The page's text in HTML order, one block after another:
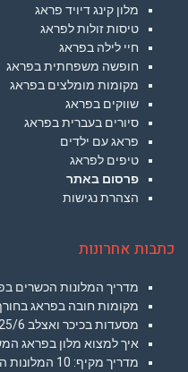
מלון קינג דיויד פראג
טיסות זולות לפראג
חיי לילה בפראג
חופשה משפחתית בפראג
מקומות מומלצים בפראג
שווקים בפראג
סיורים בעברית בפראג
פראג עם ילדים
טיפים לפראג
פרסום באתר
הצהרת נגישות
כתבות אחרונות
מדריך המלונות הכשרים
מקומות חובה בפראג בחורף
מסעדות בכיכר ואצלב 2025/6 – מומלצות חובה
איך למצוא מלון בפראג
מדריך מקיף: 10 המלונות המובילים במרכז פראג לשנת 2025